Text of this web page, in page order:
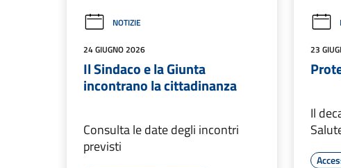
NOTIZIE
24 GIUGNO 2026
Il Sindaco e la Giunta
incontrano la cittadinanza
Consulta le date degli incontri
previsti
23
Il